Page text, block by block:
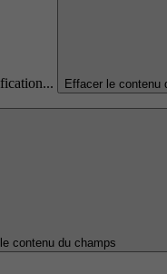
Effacer le contenu
contenu du champs